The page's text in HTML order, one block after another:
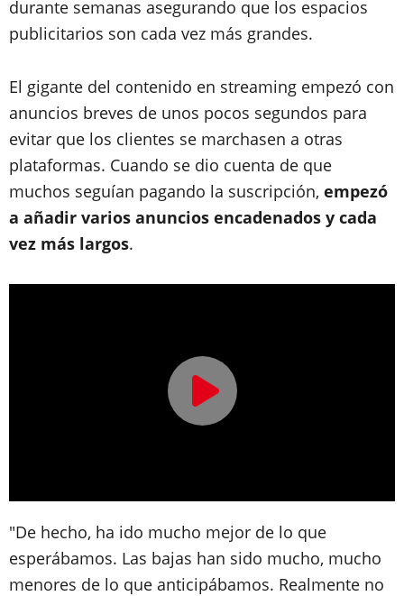
durante semanas asegurando que los espacios
publicitarios son cada vez más grandes.
El gigante del contenido en streaming empezó con
anuncios breves de unos pocos segundos para
evitar que los clientes se marchasen a otras
plataformas. Cuando se dio cuenta de que
muchos seguían pagando la suscripción, empezó
a añadir varios anuncios encadenados y cada
vez más largos.
"De hecho, ha ido mucho mejor de lo que
esperábamos. Las bajas han sido mucho, mucho
menores de lo que anticipábamos. Realmente no